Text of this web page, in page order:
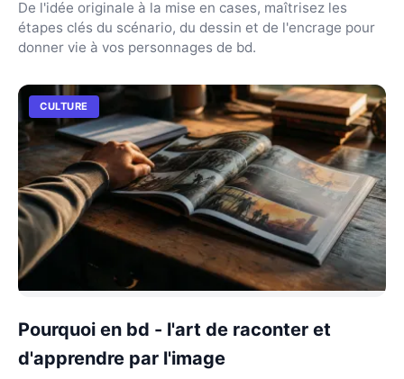
De l'idée originale à la mise en cases, maîtrisez les
étapes clés du scénario, du dessin et de l'encrage pour
donner vie à vos personnages de bd.
CULTURE
Pourquoi en bd - l'art de raconter et
d'apprendre par l'image